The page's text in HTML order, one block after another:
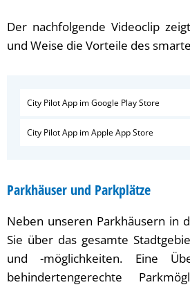
Der nachfolgende Videoclip
und Weise die Vorteile des
City Pilot App im Google Play Store
City Pilot App im Apple App Store
Parkhäuser und Parkplätze
Neben unseren Parkhäusern in
Sie über das gesamte
und -möglichkeiten. Eine
behindertengerechte